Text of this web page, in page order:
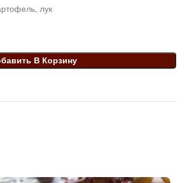
лук
В Корзину